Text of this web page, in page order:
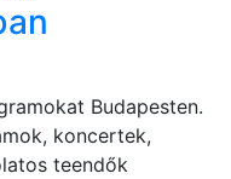
Budapesten.
koncertek,
teendők